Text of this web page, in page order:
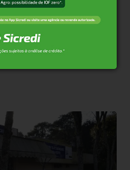
500caracteres restantes.